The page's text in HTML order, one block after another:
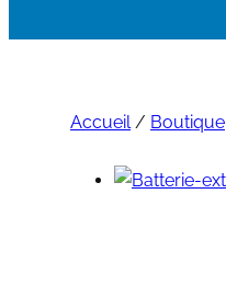
Accueil / Boutique